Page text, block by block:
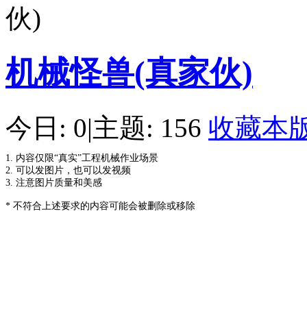
机械怪兽(真家伙)
今日: 0|主题: 156 收藏本
1. 内容仅限“真实”工程机械作业场景
2. 可以发图片，也可以发视频
3. 注意图片质量和美感
* 不符合上述要求的内容可能会被删除或移除